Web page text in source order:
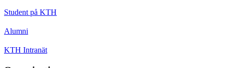
Student på KTH
Alumni
KTH Intranät